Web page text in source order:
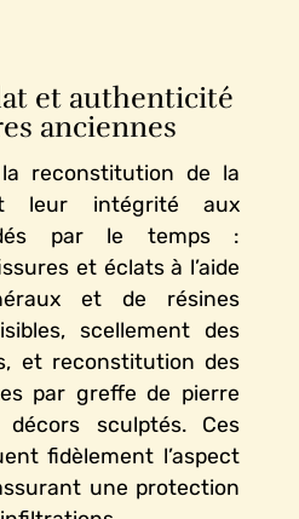
et authenticité
anciennes
reconstitution de la
leur intégrité aux
par le temps :
et éclats à l’aide
et de résines
scellement des
et reconstitution des
par greffe de pierre
sculptés. Ces
fidèlement l’aspect
une protection